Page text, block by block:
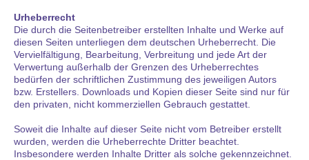
Urheberrecht
Die durch die Seitenbetreiber erstellten Inhalte und Werke auf
diesen Seiten unterliegen dem deutschen Urheberrecht. Die
Vervielfältigung, Bearbeitung, Verbreitung und jede Art der
Verwertung außerhalb der Grenzen des Urheberrechtes
bedürfen der schriftlichen Zustimmung des jeweiligen Autors
bzw. Erstellers. Downloads und Kopien dieser Seite sind nur für
den privaten, nicht kommerziellen Gebrauch gestattet.
Soweit die Inhalte auf dieser Seite nicht vom Betreiber erstellt
wurden, werden die Urheberrechte Dritter beachtet.
Insbesondere werden Inhalte Dritter als solche gekennzeichnet.